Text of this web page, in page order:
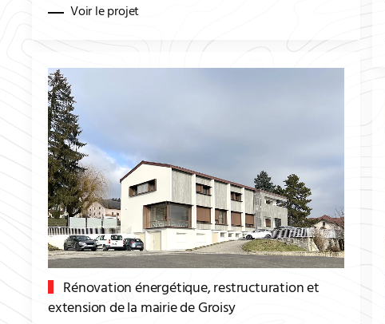
Voir le projet
Rénovation énergétique, restructuration et
extension de la mairie de Groisy